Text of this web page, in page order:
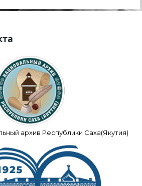
архив Республики Саха(Якутия)